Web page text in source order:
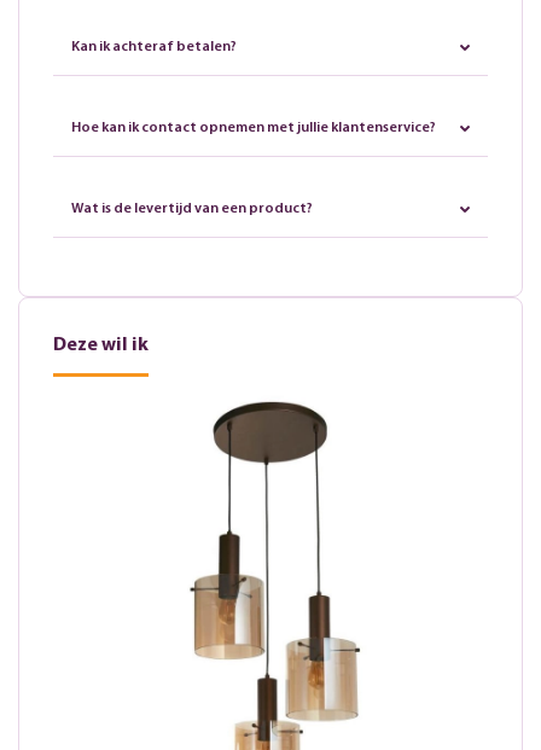
Kan ik achteraf betalen?
Hoe kan ik contact opnemen met jullie klantenservice?
Wat is de levertijd van een product?
Deze wil ik